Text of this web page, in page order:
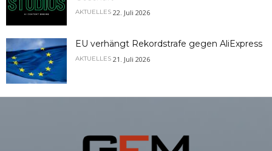
AKTUELLES 22. Juli 2026
EU verhängt Rekordstrafe gegen AliExpress
AKTUELLES 21. Juli 2026